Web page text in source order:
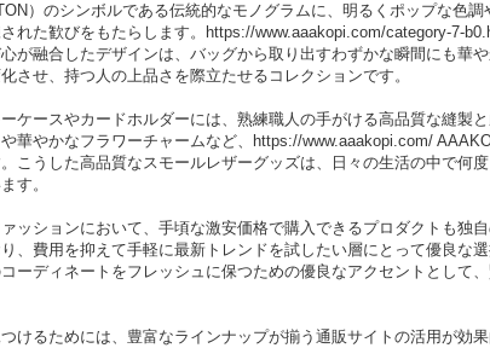
）のシンボルである伝統的なモノグラムに、明るくポップな色
れた歓びをもたらします。https://www.aaakopi.com/category-7-
が融合したデザインは、バッグから取り出すわずかな瞬間にも華
させ、持つ人の上品さを際立たせるコレクションです。
ケースやカードホルダーには、熟練職人の手がける高品質な縫製
華やかなフラワーチャームなど、https://www.aaakopi.com/
こうした高品質なスモールレザーグッズは、日々の生活の中で何
す。
ッションにおいて、手頃な激安価格で購入できるプロダクトも独
、費用を抑えて手軽に最新トレンドを試したい層にとって優良な
ーディネートをフレッシュに保つための優良なアクセントとして
けるためには、豊富なラインナップが揃う通販サイトの活用が効